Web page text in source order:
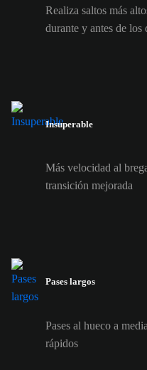
Realiza saltos más
durante y antes de los
Insuperable
Más velocidad al
transición mejorada
Pases largos
Pases al hueco a
rápidos